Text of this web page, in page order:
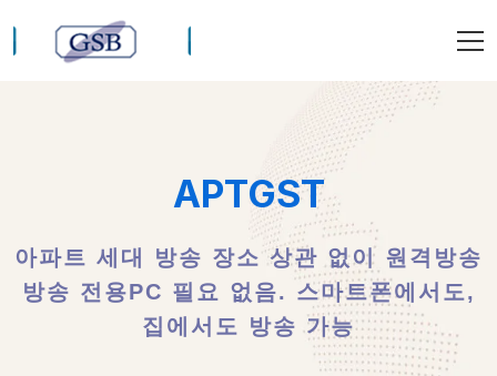
APTGST
아파트 세대 방송 장소 상관 없이 원격방송
방송 전용PC 필요 없음. 스마트폰에서도,
집에서도 방송 가능